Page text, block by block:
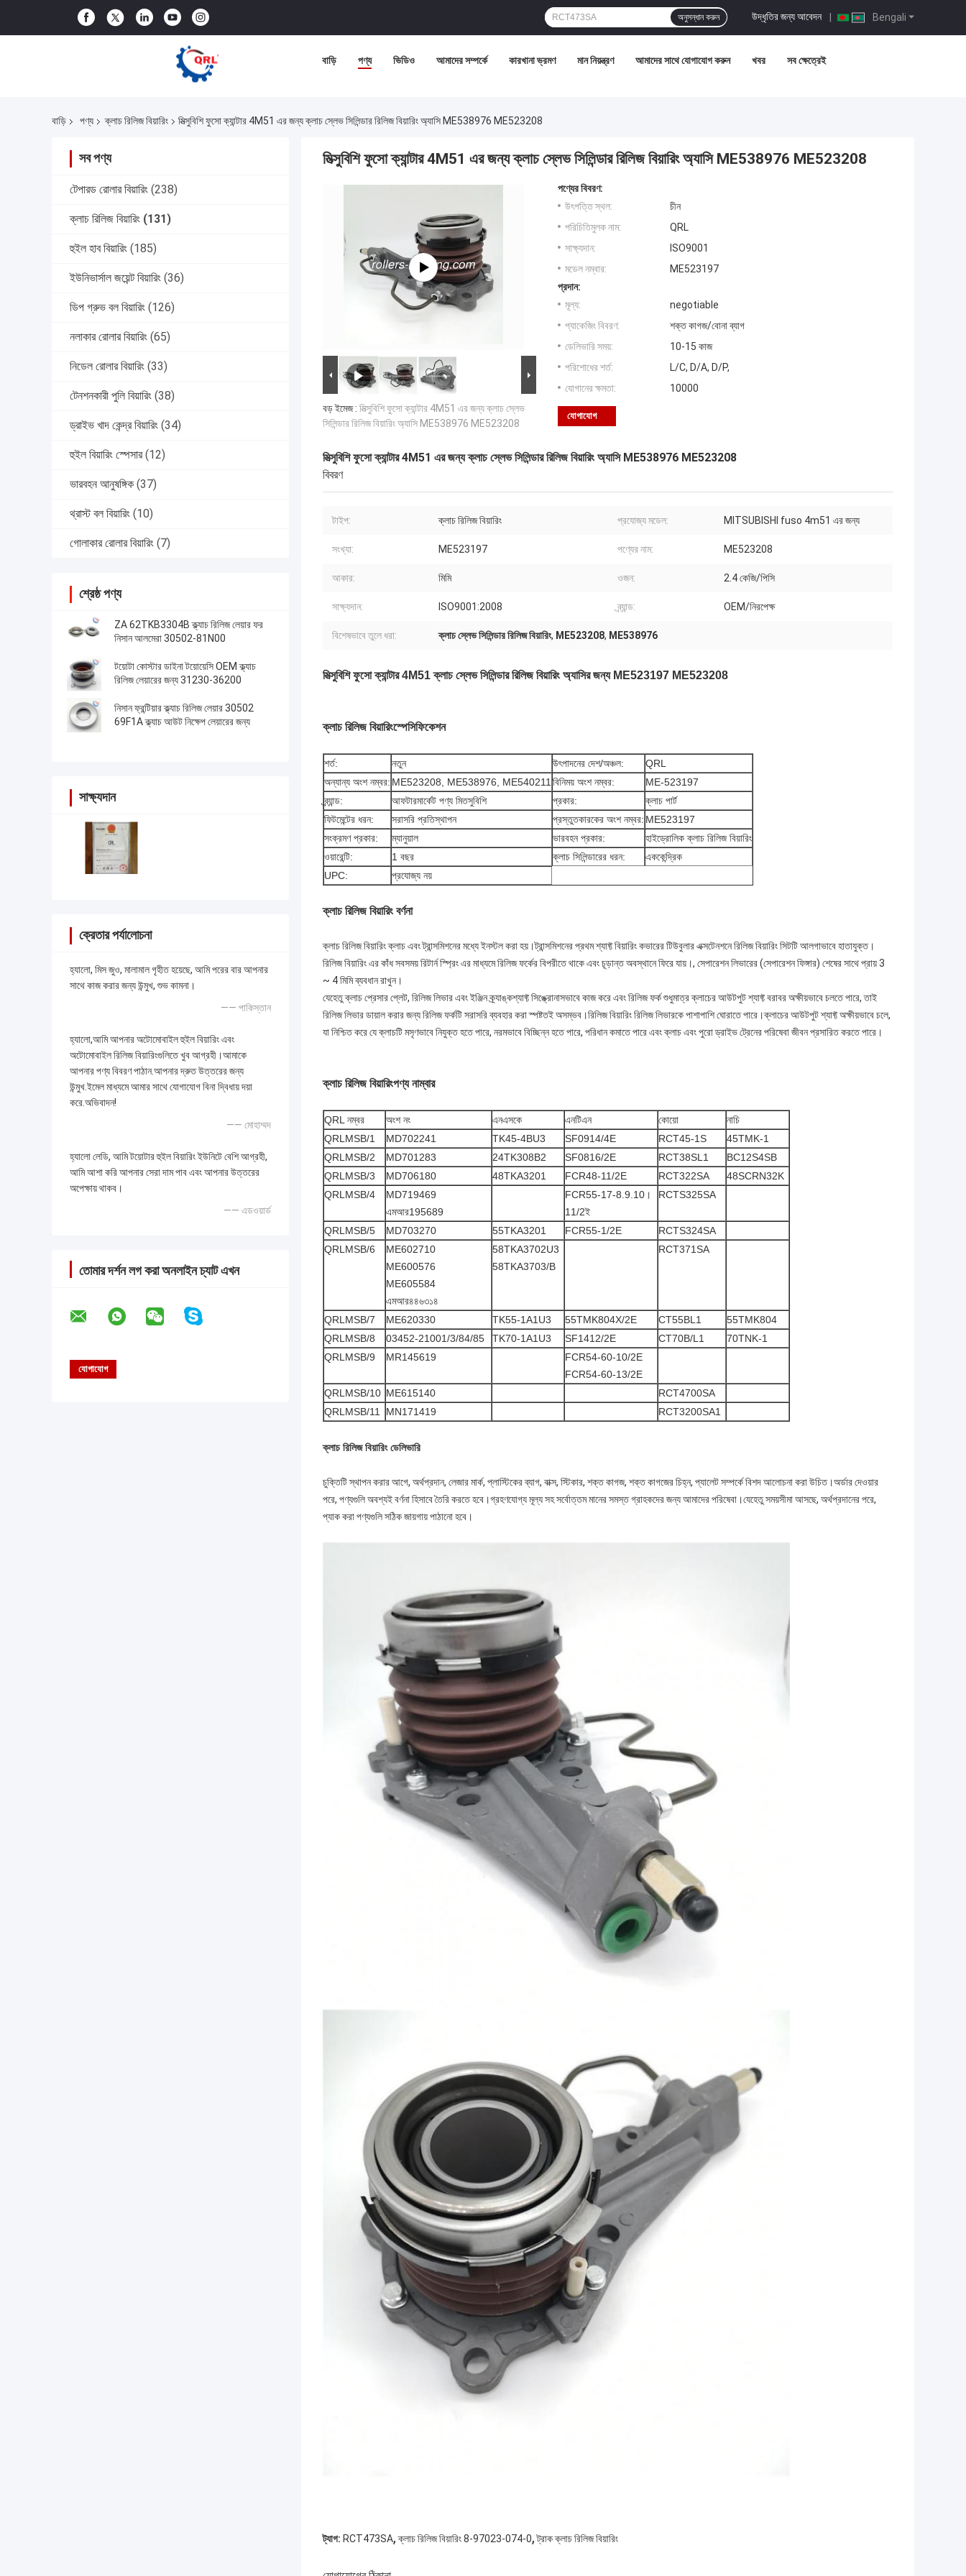
Bengali
উদ্ধৃতির জন্য আবেদন |
অনুসন্ধান করুন
বাড়ি পণ্য ভিডিও আমাদের সম্পর্কে কারখানা ভ্রমণ মান নিয়ন্ত্রণ আমাদের সাথে যোগাযোগ করুন খবর সব ক্ষেত্রেই
বাড়ি পণ্য ক্লাচ রিলিজ বিয়ারিং মিত্সুবিশি ফুসো ক্যান্টার 4M51 এর জন্য ক্লাচ স্লেভ সিলিন্ডার রিলিজ বিয়ারিং অ্যাসি ME538976 ME523208
সব পণ্য
টেপারড রোলার বিয়ারিং (238)
ক্লাচ রিলিজ বিয়ারিং (131)
হুইল হাব বিয়ারিং (185)
ইউনিভার্সাল জয়েন্ট বিয়ারিং (36)
ডিপ গ্রুভ বল বিয়ারিং (126)
নলাকার রোলার বিয়ারিং (65)
নিডেল রোলার বিয়ারিং (33)
টেনশনকারী পুলি বিয়ারিং (38)
ড্রাইভ খাদ কেন্দ্র বিয়ারিং (34)
হুইল বিয়ারিং স্পেসার (12)
ভারবহন আনুষঙ্গিক (37)
থ্রাস্ট বল বিয়ারিং (10)
গোলাকার রোলার বিয়ারিং (7)
শ্রেষ্ঠ পণ্য
ZA 62TKB3304B ক্ল্যাচ রিলিজ লেয়ার ফর
নিসান আলমেরা 30502-81N00
টয়োটা কোস্টার ডাইনা টয়োয়েসি OEM ক্ল্যাচ
রিলিজ লেয়ারের জন্য 31230-36200
নিসান ফ্রন্টিয়ার ক্ল্যাচ রিলিজ লেয়ার 30502
69F1A ক্ল্যাচ আউট নিক্ষেপ লেয়ারের জন্য
সাক্ষ্যদান
ক্রেতার পর্যালোচনা
হ্যালো, মিস জুও, মালামাল গৃহীত হয়েছে, আমি পরের বার আপনার
সাথে কাজ করার জন্য উন্মুখ, শুভ কামনা।
—— পাকিস্তান
হ্যালো,আমি আপনার অটোমোবাইল হুইল বিয়ারিং এবং
অটোমোবাইল রিলিজ বিয়ারিংগুলিতে খুব আগ্রহী।আমাকে
আপনার পণ্য বিবরণ পাঠান.আপনার দ্রুত উত্তরের জন্য
উন্মুখ.ইমেল মাধ্যমে আমার সাথে যোগাযোগ বিনা দ্বিধায় দয়া
করে.অভিবাদন!
—— মোহাম্মদ
হ্যালো লেডি, আমি টয়োটার হুইল বিয়ারিং ইউনিটে বেশি আগ্রহী,
আমি আশা করি আপনার সেরা দাম পাব এবং আপনার উত্তরের
অপেক্ষায় থাকব।
—— এডওয়ার্ড
তোমার দর্শন লগ করা অনলাইন চ্যাট এখন
মিত্সুবিশি ফুসো ক্যান্টার 4M51 এর জন্য ক্লাচ স্লেভ সিলিন্ডার রিলিজ বিয়ারিং অ্যাসি ME538976 ME523208
বড় ইমেজ : মিত্সুবিশি ফুসো ক্যান্টার 4M51 এর জন্য ক্লাচ স্লেভ
সিলিন্ডার রিলিজ বিয়ারিং অ্যাসি ME538976 ME523208
পণ্যের বিবরণ:
উৎপত্তি স্থল:
চীন
পরিচিতিমুলক নাম:
QRL
সাক্ষ্যদান:
ISO9001
মডেল নম্বার:
ME523197
প্রদান:
মূল্য:
negotiable
প্যাকেজিং বিবরণ:
শক্ত কাগজ/বোনা ব্যাগ
ডেলিভারি সময়:
10-15 কাজ
পরিশোধের শর্ত:
L/C, D/A, D/P,
যোগানের ক্ষমতা:
10000
যোগাযোগ
মিত্সুবিশি ফুসো ক্যান্টার 4M51 এর জন্য ক্লাচ স্লেভ সিলিন্ডার রিলিজ বিয়ারিং অ্যাসি ME538976 ME523208
বিবরণ
টাইপ: ক্লাচ রিলিজ বিয়ারিং প্রযোজ্য মডেল: MITSUBISHI fuso 4m51 এর জন্য
সংখ্যা: ME523197 পণ্যের নাম: ME523208
আকার: মিমি ওজন: 2.4 কেজি/পিসি
সাক্ষ্যদান: ISO9001:2008 ব্র্যান্ড: OEM/নিরপেক্ষ
বিশেষভাবে তুলে ধরা: ক্লাচ স্লেভ সিলিন্ডার রিলিজ বিয়ারিং, ME523208, ME538976
মিত্সুবিশি ফুসো ক্যান্টার 4M51 ক্লাচ স্লেভ সিলিন্ডার রিলিজ বিয়ারিং অ্যাসির জন্য ME523197 ME523208
ক্লাচ রিলিজ বিয়ারিংস্পেসিফিকেশন
শর্ত: নতুন উৎপাদনের দেশ/অঞ্চল:
QRL
অন্যান্য অংশ নম্বর: ME523208, ME538976, ME540211বিনিময় অংশ নম্বর:
ME-523197
ব্র্যান্ড:
আফটারমার্কেট পণ্য মিতসুবিশি প্রকার:
ক্লাচ পার্ট
ফিটমেন্টের ধরন:
সরাসরি প্রতিস্থাপন প্রস্তুতকারকের অংশ নম্বর: ME523197
সংক্রমণ প্রকার:
ম্যানুয়াল ভারবহন প্রকার:
হাইড্রোলিক ক্লাচ রিলিজ বিয়ারিং
ওয়ারেন্টি:
1 বছর ক্লাচ সিলিন্ডারের ধরন:
এককেন্দ্রিক
UPC:
প্রযোজ্য নয়
ক্লাচ রিলিজ বিয়ারিং বর্ণনা
ক্লাচ রিলিজ বিয়ারিং ক্লাচ এবং ট্রান্সমিশনের মধ্যে ইনস্টল করা হয়।ট্রান্সমিশনের প্রথম শ্যাফ্ট বিয়ারিং কভারের টিউবুলার এক্সটেনশনে রিলিজ বিয়ারিং সিটটি আলগাভাবে হাতাযুক্ত।
রিলিজ বিয়ারিং এর কাঁধ সবসময় রিটার্ন স্প্রিং এর মাধ্যমে রিলিজ ফর্কের বিপরীতে থাকে এবং চূড়ান্ত অবস্থানে ফিরে যায়।, সেপারেশন লিভারের (সেপারেশন ফিঙ্গার) শেষের সাথে প্রায় 3
~ 4 মিমি ব্যবধান রাখুন।
যেহেতু ক্লাচ প্রেসার প্লেট, রিলিজ লিভার এবং ইঞ্জিন ক্র্যাঙ্কশ্যাফ্ট সিঙ্ক্রোনাসভাবে কাজ করে এবং রিলিজ ফর্ক শুধুমাত্র ক্লাচের আউটপুট শ্যাফ্ট বরাবর অক্ষীয়ভাবে চলতে পারে, তাই
রিলিজ লিভার ডায়াল করার জন্য রিলিজ ফর্কটি সরাসরি ব্যবহার করা স্পষ্টতই অসম্ভব।রিলিজ বিয়ারিং রিলিজ লিভারকে পাশাপাশি ঘোরাতে পারে।ক্লাচের আউটপুট শ্যাফ্ট অক্ষীয়ভাবে চলে,
যা নিশ্চিত করে যে ক্লাচটি মসৃণভাবে নিযুক্ত হতে পারে, নরমভাবে বিচ্ছিন্ন হতে পারে, পরিধান কমাতে পারে এবং ক্লাচ এবং পুরো ড্রাইভ ট্রেনের পরিষেবা জীবন প্রসারিত করতে পারে।
ক্লাচ রিলিজ বিয়ারিংপণ্য নাম্বার
QRL নম্বর অংশ নং এনএসকে এনটিএন কোয়ো
নাচি
QRLMSB/1
MD702241 TK45-4BU3 SF0914/4E RCT45-1S
45TMK-1
QRLMSB/2
MD701283 24TK308B2 SF0816/2E RCT38SL1
BC12S4SB
QRLMSB/3
MD706180 48TKA3201 FCR48-11/2E RCT322SA
48SCRN32K
QRLMSB/4
MD719469
এমআর195689
FCR55-17-8.9.10।
11/2ই
RCTS325SA
QRLMSB/5 MD703270 55TKA3201 FCR55-1/2E
RCTS324SA
QRLMSB/6
ME602710
ME600576
ME605584
এমআর৪৪৬৩১৪
58TKA3702U3
58TKA3703/B
RCT371SA
QRLMSB/7 ME620330 TK55-1A1U3 55TMK804X/2E CT55BL1
55TMK804
QRLMSB/8
03452-21001/3/84/85 TK70-1A1U3 SF1412/2E CT70B/L1
70TNK-1
QRLMSB/9
MR145619
FCR54-60-10/2E
FCR54-60-13/2E
QRLMSB/10 ME615140
RCT4700SA
QRLMSB/11
MN171419 RCT3200SA1
ক্লাচ রিলিজ বিয়ারিং ডেলিভারি
চুক্তিটি স্থাপন করার আগে, অর্থপ্রদান, লেজার মার্ক, প্লাস্টিকের ব্যাগ, বাক্স, স্টিকার, শক্ত কাগজ, শক্ত কাগজের চিহ্ন, প্যালেট সম্পর্কে বিশদ আলোচনা করা উচিত।অর্ডার দেওয়ার
পরে, পণ্যগুলি অবশ্যই বর্ণনা হিসাবে তৈরি করতে হবে।গ্রহণযোগ্য মূল্য সহ সর্বোত্তম মানের সমস্ত গ্রাহকদের জন্য আমাদের পরিষেবা।যেহেতু সময়সীমা আসছে, অর্থপ্রদানের পরে,
প্যাক করা পণ্যগুলি সঠিক জায়গায় পাঠানো হবে।
ট্যাগ: RCT473SA, ক্লাচ রিলিজ বিয়ারিং 8-97023-074-0, ট্রাক ক্লাচ রিলিজ বিয়ারিং